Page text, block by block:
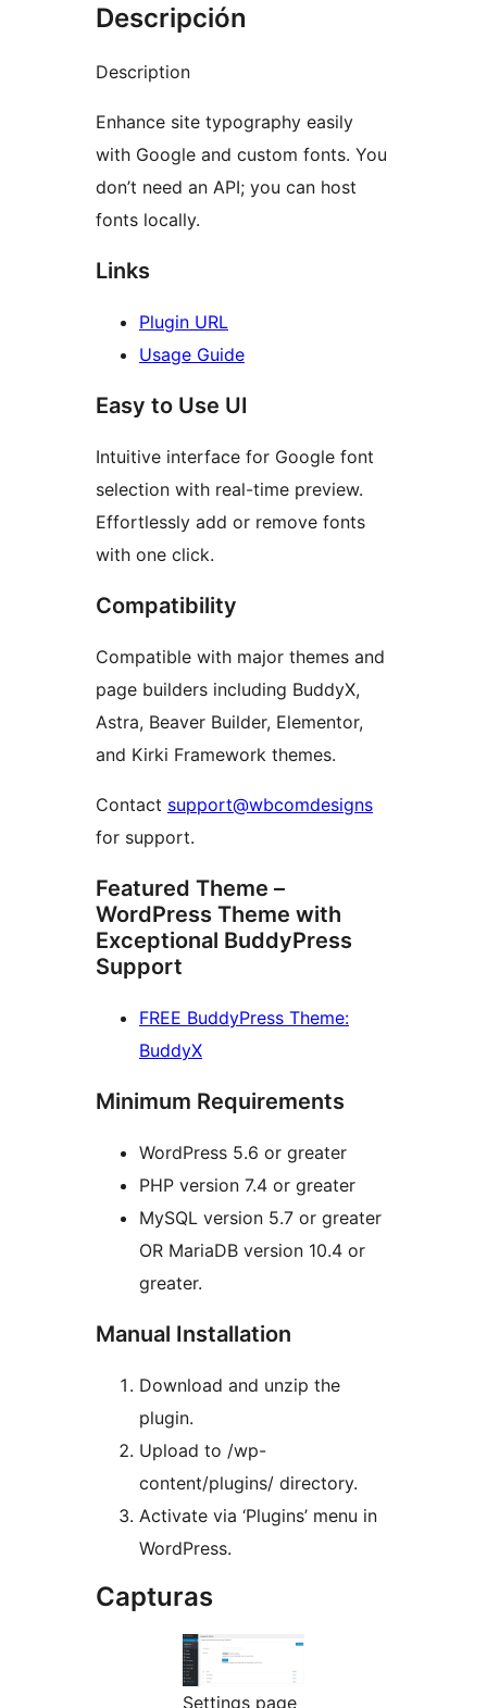
Descripción
Description
Enhance site typography easily
with Google and custom fonts. You
don’t need an API; you can host
fonts locally.
Links
Plugin URL
Usage Guide
Easy to Use UI
Intuitive interface for Google font
selection with real-time preview.
Effortlessly add or remove fonts
with one click.
Compatibility
Compatible with major themes and
page builders including BuddyX,
Astra, Beaver Builder, Elementor,
and Kirki Framework themes.
Contact support@wbcomdesigns
for support.
Featured Theme –
WordPress Theme with
Exceptional BuddyPress
Support
FREE BuddyPress Theme:
BuddyX
Minimum Requirements
WordPress 5.6 or greater
PHP version 7.4 or greater
MySQL version 5.7 or greater
OR MariaDB version 10.4 or
greater.
Manual Installation
Download and unzip the
plugin.
Upload to /wp-
content/plugins/ directory.
Activate via ‘Plugins’ menu in
WordPress.
Capturas
Settings page